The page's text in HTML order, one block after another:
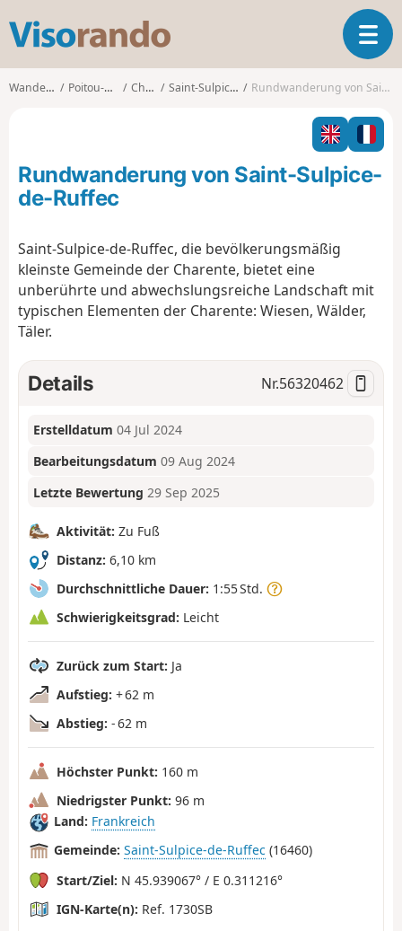
s
o
o
T
o
g
l
n
a
i
Wanderungen Poitou-Charentes Charente Saint-Sulpice-de-Ruffec Rundwanderung von Saint-Sulpice-de-Ruffec
Rundwanderung von Saint-Sulpice-
de-Ruffec
Saint-Sulpice-de-Ruffec, die bevölkerungsmäßig
kleinste Gemeinde der Charente, bietet eine
unberührte und abwechslungsreiche Landschaft mit
typischen Elementen der Charente: Wiesen, Wälder,
Täler.
Details Nr.56320462
Erstelldatum 04 Jul 2024
Bearbeitungsdatum 09 Aug 2024
Letzte Bewertung 29 Sep 2025
Aktivität: Zu Fuß
Distanz: 6,10 km
Durchschnittliche Dauer: 1:55 Std.
Schwierigkeitsgrad: Leicht
Zurück zum Start: Ja
Aufstieg: + 62 m
Abstieg: - 62 m
Höchster Punkt: 160 m
Niedrigster Punkt: 96 m
Land: Frankreich
Gemeinde: Saint-Sulpice-de-Ruffec (16460)
Start/Ziel: N 45.939067° / E 0.311216°
IGN-Karte(n): Ref. 1730SB